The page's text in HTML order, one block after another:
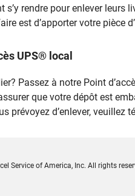
s’y rendre pour enlever
est d’apporter votre pièce
UPS® local
Passez à notre Point
que votre dépôt est
prévoyez d’enlever,
Service of America, Inc. All rights